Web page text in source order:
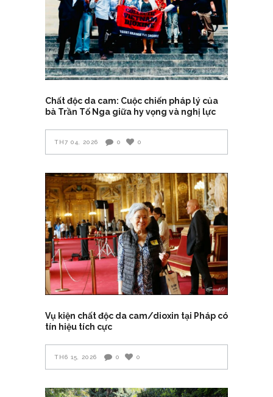
Chất độc da cam: Cuộc chiến pháp lý của
bà Trần Tố Nga giữa hy vọng và nghị lực
TH7 04, 2026 0 0
Vụ kiện chất độc da cam/dioxin tại Pháp có
tín hiệu tích cực
TH6 15, 2026 0 0